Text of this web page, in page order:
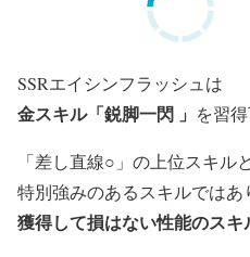
SSRエイシンフラッシュは
金スキル「鋭脚一閃 」 を習得
「差し直線○」の上位スキル
特別強みのあるスキルではあ
獲得して損はない性能のスキ